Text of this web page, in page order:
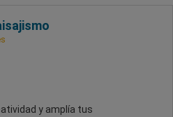
y amplía tus